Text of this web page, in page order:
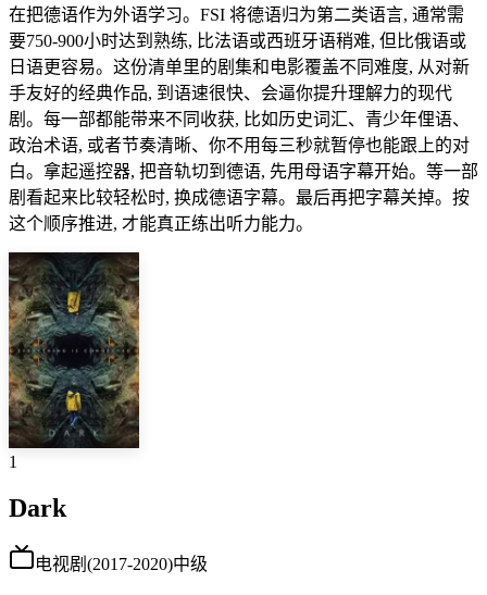
在把德语作为外语学习。FSI 将德语归为第二类语言, 通常需
要750-900小时达到熟练, 比法语或西班牙语稍难, 但比俄语或
日语更容易。这份清单里的剧集和电影覆盖不同难度, 从对新
手友好的经典作品, 到语速很快、会逼你提升理解力的现代
剧。每一部都能带来不同收获, 比如历史词汇、青少年俚语、
政治术语, 或者节奏清晰、你不用每三秒就暂停也能跟上的对
白。拿起遥控器, 把音轨切到德语, 先用母语字幕开始。等一部
剧看起来比较轻松时, 换成德语字幕。最后再把字幕关掉。按
这个顺序推进, 才能真正练出听力能力。
1
Dark
电视剧 (2017-2020)中级